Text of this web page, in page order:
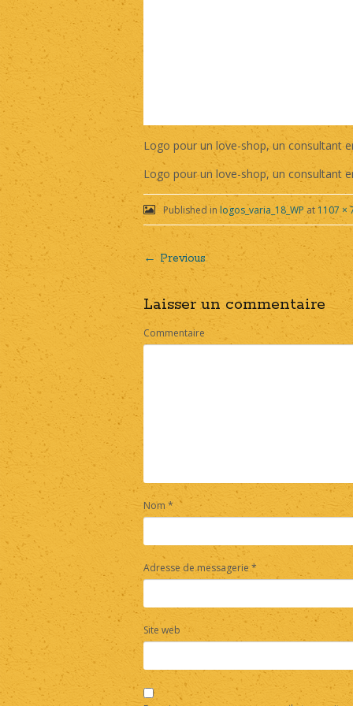
Logo pour un love-shop, un consultant
Logo pour un love-shop, un consultant
Published in logos_varia_18_WP at 1107 ×
Post
navigation
← Previous
Laisser un commentaire
Commentaire
Nom *
Adresse de messagerie *
Site web